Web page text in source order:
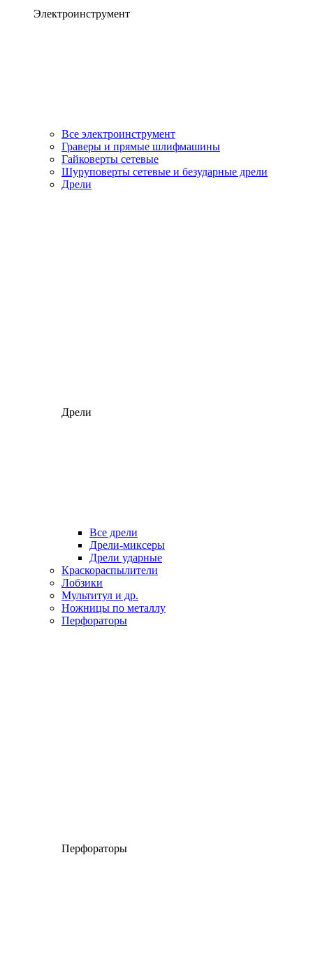
Электроинструмент
Все электроинструмент
Граверы и прямые шлифмашины
Гайковерты сетевые
Шуруповерты сетевые и безударные дрели
Дрели
Дрели
Все дрели
Дрели-миксеры
Дрели ударные
Краскораспылители
Лобзики
Мультитул и др.
Ножницы по металлу
Перфораторы
Перфораторы